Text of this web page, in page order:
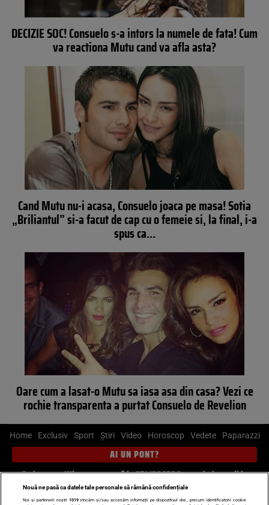
DECIZIE SOC! Consuelo s-a intors la numele de fata! Cum
va reactiona Mutu cand va afla asta?
Cand Mutu nu-i acasa, Consuelo joaca pe masa! Sotia
„Briliantul” si-a facut de cap cu o femeie si, la final, i-a
spus ca…
Oare cum a lasat-o Mutu sa iasa asa din casa? Vezi ce
rochie transparenta a purtat Consuelo de Revelion
Home Exclusiv Sport Știri Video Horoscop Vedete Paparazzi
AI UN PONT?
Scrie-ne pe Whatsapp, sună la 0741226226 sau trimite mail la
pont@cancan.ro
Nouă ne pasă ca datele tale personale să rămână confidențiale
Noi și partenerii noștri 1019stocăm și/sau accesăm informații pe dispozitivul dvs., precum identificatorii cookie